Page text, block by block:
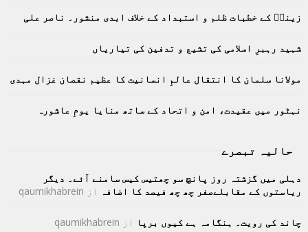
r
R
C
H
زینبؑ کے خطبات ظلم و استبداد کے خلاف ابدی منشور۔ ناصر علی
شہید رہبرِ اسلامی کی تشیع و تدفین کی تیاریاں
مولانا سلمان کا انتقال عالمِ انسانیت کا عظیم نقصان غزال مہدی
نہٹور میں عقیدت، امن و اتحاد کے ساتھ منایا یومِ عاشورہ
حالیہ تبصرے
دہلی میں گزشتہ روز پانچ سو چھتیس کیس سامنے آئے۔ دیگر
ریاستوں کے مقابلےصفر چھ چھ فیصد کا اضافہ
از qaumikhabrein
چاند کی رویت۔ ہنگامہ ہے کیوں برپا از qaumikhabrein